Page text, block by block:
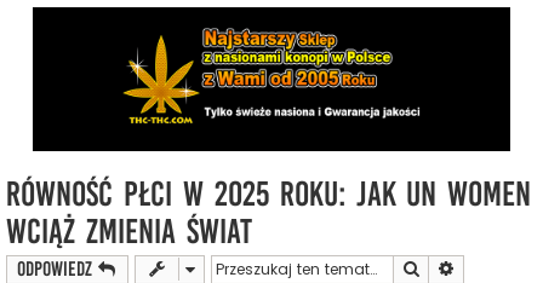
Równość płci w 2025 roku: jak UN Women
wciąż zmienia świat
ODPOWIEDZ Szukaj